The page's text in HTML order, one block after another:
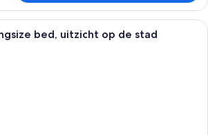
Hotelkamer met een groot bed,
bed, uitzicht op de stad